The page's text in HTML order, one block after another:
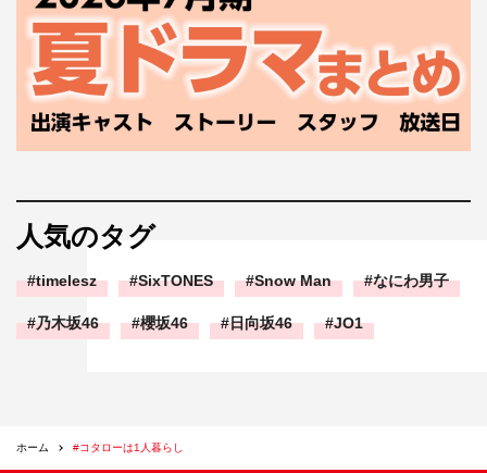
人気のタグ
timelesz SixTONES Snow Man なにわ男子
乃木坂46 櫻坂46 日向坂46 JO1
ホーム #コタローは1人暮らし